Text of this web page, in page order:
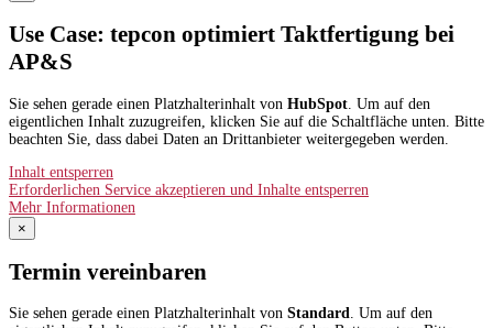
Use Case: tepcon optimiert Taktfertigung bei
AP&S​
Sie sehen gerade einen Platzhalterinhalt von HubSpot . Um auf den
eigentlichen Inhalt zuzugreifen, klicken Sie auf die Schaltfläche unten. Bitte
beachten Sie, dass dabei Daten an Drittanbieter weitergegeben werden.
Inhalt entsperren
Erforderlichen Service akzeptieren und Inhalte entsperren
Mehr Informationen
×
Termin vereinbaren
Sie sehen gerade einen Platzhalterinhalt von Standard. Um auf den